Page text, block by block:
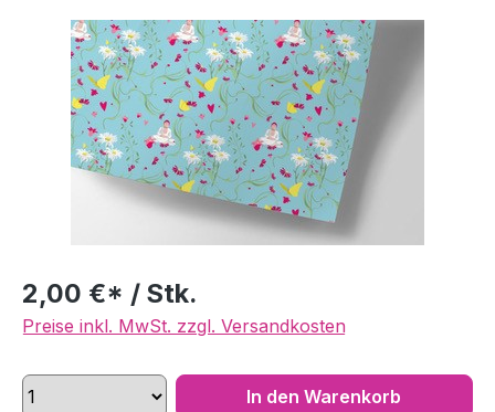
Bildergalerie überspringen
2,00 €* / Stk.
Preise inkl. MwSt. zzgl. Versandkosten
In den Warenkorb